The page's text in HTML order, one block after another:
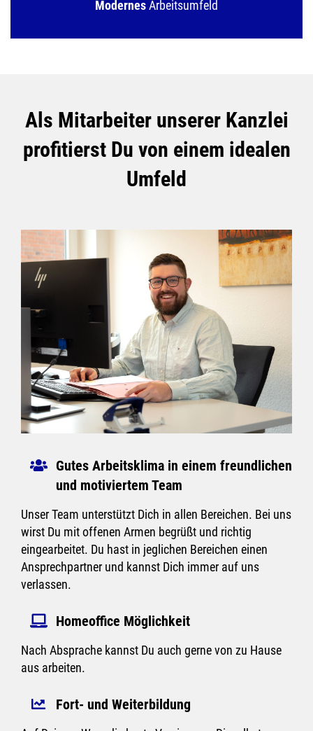
ModernesArbeitsumfeld
Als Mitarbeiter unserer Kanzlei
profitierst Du von einem idealen
Umfeld
Gutes Arbeitsklima in einem freundlichen
und motiviertem Team
Unser Team unterstützt Dich in allen Bereichen. Bei uns
wirst Du mit offenen Armen begrüßt und richtig
eingearbeitet. Du hast in jeglichen Bereichen einen
Ansprechpartner und kannst Dich immer auf uns
verlassen.
Homeoffice Möglichkeit
Nach Absprache kannst Du auch gerne von zu Hause
aus arbeiten.
Fort- und Weiterbildung